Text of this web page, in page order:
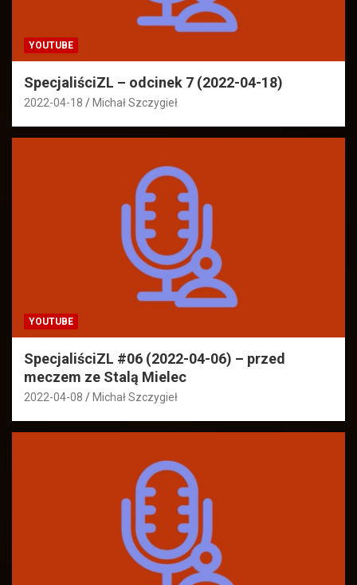
YOUTUBE
SpecjaliściZL – odcinek 7 (2022-04-18)
2022-04-18 Michał Szczygieł
YOUTUBE
SpecjaliściZL #06 (2022-04-06) – przed
meczem ze Stalą Mielec
2022-04-08 Michał Szczygieł